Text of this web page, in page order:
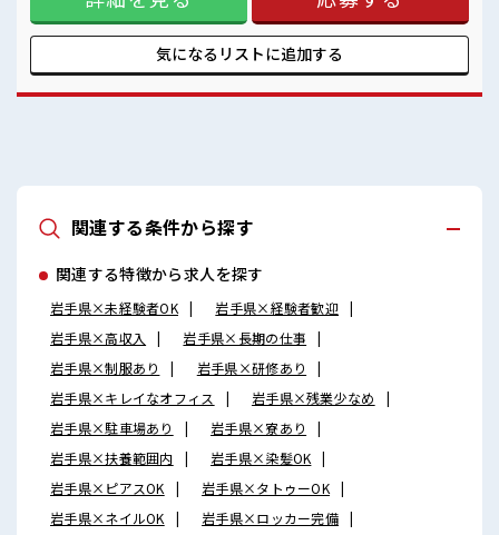
的に自由！ (規定有)≪収入アップを目指せる≫ 高時給だらけ
の派遣のお仕事です！ ■職場の雰囲気 派手すぎなければ多少
のヘアカラーもOKなのはウレシイPoint☆ 活気あふれる20代
活躍中の職場です☆ 仕事の合間の息抜きは休憩室で♪ 高収入
気になるリストに追加する
関連する条件から探す
関連する特徴から求人を探す
岩手県×未経験者OK
岩手県×経験者歓迎
岩手県×高収入
岩手県×長期の仕事
岩手県×制服あり
岩手県×研修あり
岩手県×キレイなオフィス
岩手県×残業少なめ
岩手県×駐車場あり
岩手県×寮あり
岩手県×扶養範囲内
岩手県×染髪OK
岩手県×ピアスOK
岩手県×タトゥーOK
岩手県×ネイルOK
岩手県×ロッカー完備